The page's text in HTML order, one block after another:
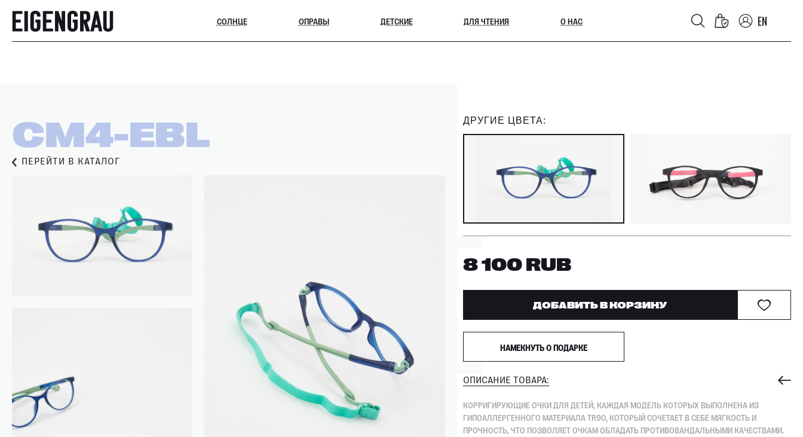
СОЛНЦЕ ОПРАВЫ ДЕТСКИЕ ДЛЯ ЧТЕНИЯ О НАС EN
CM4-EBL
ПЕРЕЙТИ В КАТАЛОГ
ДРУГИЕ ЦВЕТА:
8 100RUB
ДОБАВИТЬ В КОРЗИНУ
НАМЕКНУТЬ О ПОДАРКЕ
ОПИСАНИЕ ТОВАРА:
КОРРИГИРУЮЩИЕ ОЧКИ ДЛЯ ДЕТЕЙ, КАЖДАЯ МОДЕЛЬ КОТОРЫХ ВЫПОЛНЕНА ИЗ
ГИПОАЛЛЕРГЕННОГО МАТЕРИАЛА TR90, КОТОРЫЙ СОЧЕТАЕТ В СЕБЕ МЯГКОСТЬ И
ПРОЧНОСТЬ, ЧТО ПОЗВОЛЯЕТ ОЧКАМ ОБЛАДАТЬ ПРОТИВОВАНДАЛЬНЫМИ КАЧЕСТВАМИ.